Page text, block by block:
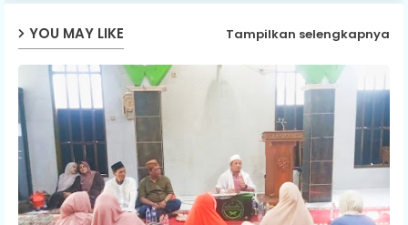
YOU MAY LIKE Tampilkan selengkapnya